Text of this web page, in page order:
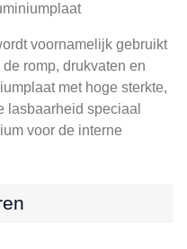
voornamelijk gebruikt
romp, drukvaten en
met hoge sterkte,
lasbaarheid speciaal
voor de interne